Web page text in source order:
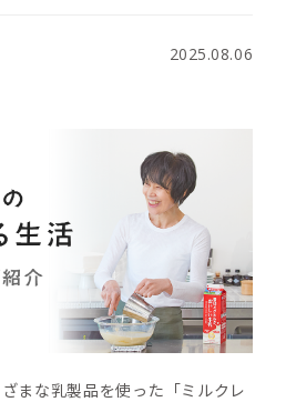
2025.08.06
まな乳製品を使った「ミルクレ